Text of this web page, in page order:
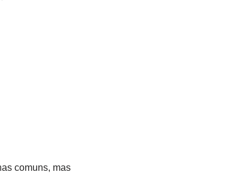
comuns, mas